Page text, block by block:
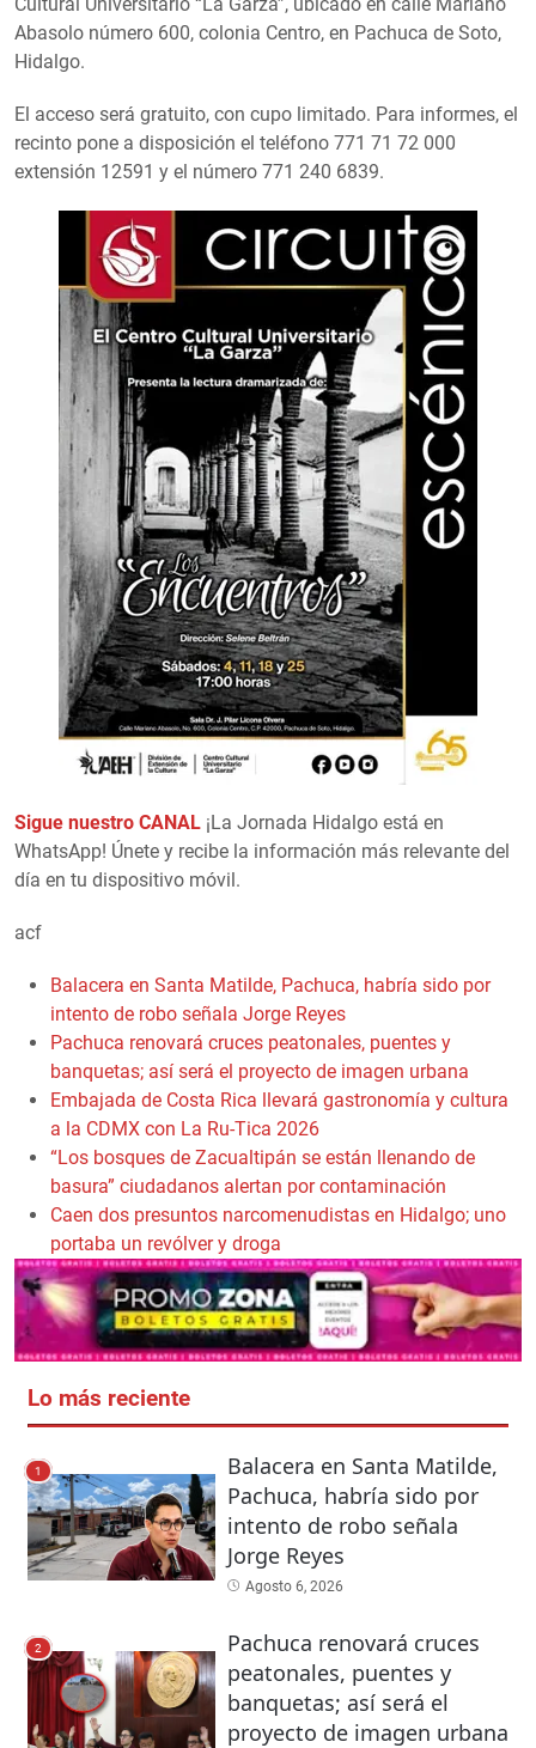
Abasolo número 600, colonia Centro, en Pachuca de Soto,
Hidalgo.
El acceso será gratuito, con cupo limitado. Para informes, el
recinto pone a disposición el teléfono 771 71 72 000
extensión 12591 y el número 771 240 6839.
Sigue nuestro CANAL ¡La Jornada Hidalgo está en
WhatsApp! Únete y recibe la información más relevante del
día en tu dispositivo móvil.
acf
Balacera en Santa Matilde, Pachuca, habría sido por
intento de robo señala Jorge Reyes
Pachuca renovará cruces peatonales, puentes y
banquetas; así será el proyecto de imagen urbana
Embajada de Costa Rica llevará gastronomía y cultura
a la CDMX con La Ru-Tica 2026
“Los bosques de Zacualtipán se están llenando de
basura” ciudadanos alertan por contaminación
Caen dos presuntos narcomenudistas en Hidalgo; uno
portaba un revólver y droga
Lo más reciente
1
Balacera en Santa Matilde,
Pachuca, habría sido por
intento de robo señala
Jorge Reyes
Agosto 6, 2026
2
Pachuca renovará cruces
peatonales, puentes y
banquetas; así será el
proyecto de imagen urbana